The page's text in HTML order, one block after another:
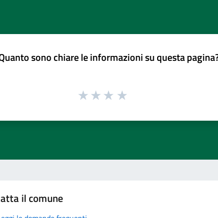
sono chiare le informazioni su questa
il comune